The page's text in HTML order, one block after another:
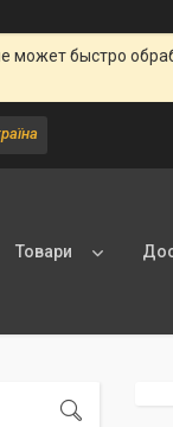
может быстро
Товари